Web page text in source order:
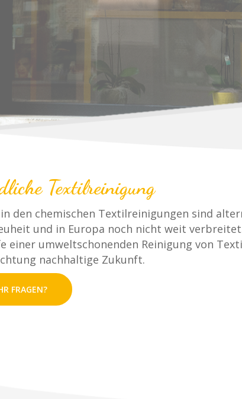
Textilreinigung
den chemischen Textilreinigungen sind
und in Europa noch nicht weit
einer umweltschonenden Reinigung von
nachhaltige Zukunft.
FRAGEN?